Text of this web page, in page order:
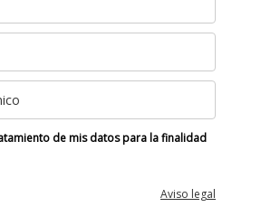
de mis datos para la finalidad
Aviso legal